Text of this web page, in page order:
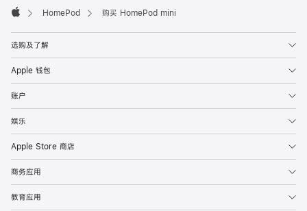
HomePod 购买 HomePod mini
选购及了解
Apple 钱包
账户
娱乐
Apple Store 商店
商务应用
教育应用